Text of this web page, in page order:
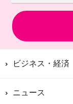
ビジネス・経済
ニュース